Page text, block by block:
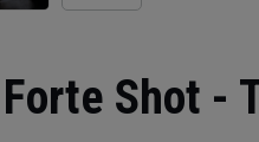
Shot -